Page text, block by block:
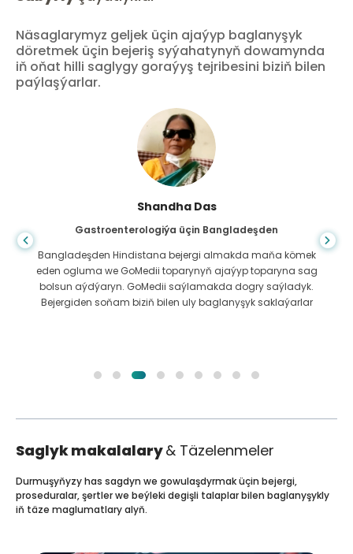
Näsaglarymyz geljek üçin ajaýyp baglanyşyk
döretmek üçin bejeriş syýahatynyň dowamynda
iň oňat hilli saglygy goraýyş tejribesini biziň bilen
paýlaşýarlar.
Shandha Das
Gastroenterologiýa üçin Bangladeşden
Bangladeşden Hindistana bejergi almakda maňa kömek
eden ogluma we GoMedii toparynyň ajaýyp toparyna sag
bolsun aýdýaryn. GoMedii saýlamakda dogry saýladyk.
Bejergiden soňam biziň bilen uly baglanyşyk saklaýarlar
Saglyk makalalary& Täzelenmeler
Durmuşyňyzy has sagdyn we gowulaşdyrmak üçin bejergi,
proseduralar, şertler we beýleki degişli talaplar bilen baglanyşykly
iň täze maglumatlary alyň.